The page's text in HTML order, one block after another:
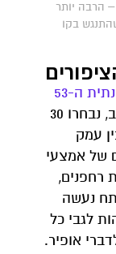
100 אחוזי גילוי – הרבה יותר
בקו
בוועידה השנתית ה-53
באוניברסיטת תל אביב, נבחרו 30
800 מטר, בין עמק
של אמצעי
רחפנים,
נעשה
לגבי כל
אופיר.